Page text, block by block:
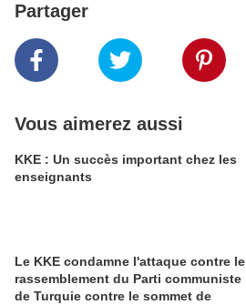
Partager
Vous aimerez aussi
KKE : Un succès important chez les
enseignants
Le KKE condamne l'attaque contre le
rassemblement du Parti communiste
de Turquie contre le sommet de